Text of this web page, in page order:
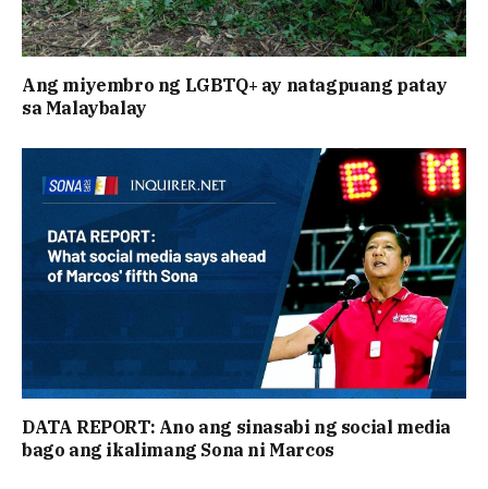
Ang miyembro ng LGBTQ+ ay natagpuang patay
sa Malaybalay
DATA REPORT: Ano ang sinasabi ng social media
bago ang ikalimang Sona ni Marcos